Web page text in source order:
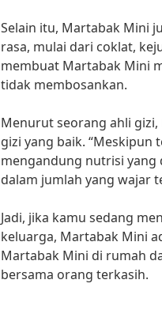
Selain itu, Martabak Mini
rasa, mulai dari coklat,
membuat Martabak Mini
tidak membosankan.
Menurut seorang ahli
gizi yang baik.
mengandung nutrisi yang
dalam jumlah yang wajar
Jadi, jika kamu sedang
keluarga, Martabak Mini
Martabak Mini di rumah
bersama orang terkasih.